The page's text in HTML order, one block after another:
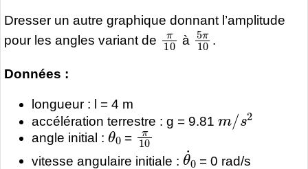
Dresser un autre graphique donnant l’amplitude
pour les angles variant de
π10
à
5π
.
Données :
longueur : l = 4 m
accélération terrestre : g = 9.81
s 2
angle initial :
θ0
=
π10
vitesse angulaire initiale :
θ
= 0 rad/s